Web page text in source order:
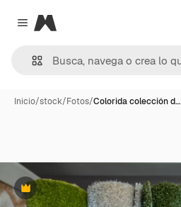
Close menu
Magnific
Inicio/stock/Fotos/Colorida colección d…
Premium